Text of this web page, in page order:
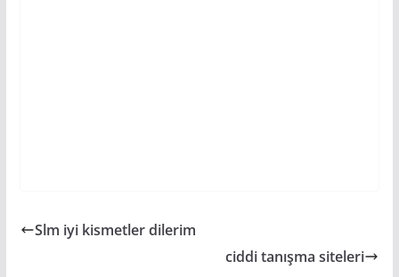
Slm iyi kismetler dilerim
ciddi tanışma siteleri